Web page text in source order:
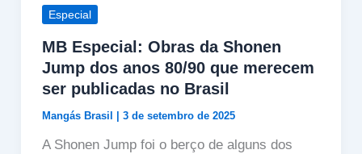
Especial
MB Especial: Obras da Shonen
Jump dos anos 80/90 que merecem
ser publicadas no Brasil
Mangás Brasil 3 de setembro de 2025
A Shonen Jump foi o berço de alguns dos